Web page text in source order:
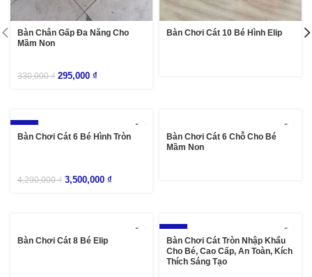
Bàn Chân Gấp Đa Năng Cho
Mầm Non
330,000₫ 295,000 ₫
Bàn Chơi Cát 10 Bé Hình Elip
-18%
Bàn Chơi Cát 6 Bé Hình Tròn
4,290,000₫ 3,500,000 ₫
Bàn Chơi Cát 6 Chỗ Cho Bé
Mầm Non
Bàn Chơi Cát 8 Bé Elip
-18%
Bàn Chơi Cát Tròn Nhập Khẩu
Cho Bé, Cao Cấp, An Toàn, Kích
Thích Sáng Tạo